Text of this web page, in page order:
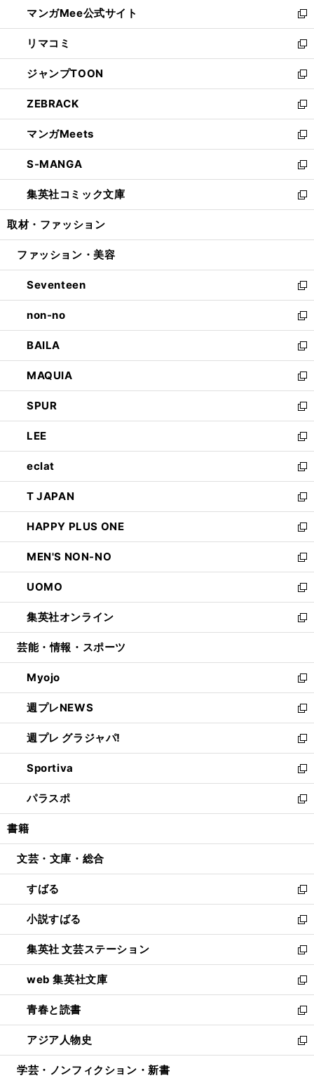
く
ド
ウ
で
開
く
ィ
ン
ド
ウ
で
開
く
い
ウ
ィ
ン
ド
ウ
で
開
く
マンガMee公式サイト
新
し
い
ウ
ィ
ン
ド
ウ
で
開
く
リマコミ
新
し
い
ウ
ィ
ン
ド
ウ
で
開
く
ジャンプTOON
新
し
い
ウ
ィ
ン
ド
ウ
で
開
ZEBRACK
新
し
い
ウ
ィ
ン
ド
ウ
開
マンガMeets
新
し
い
ウ
ィ
ン
ウ
開
く
S-MANGA
新
し
い
ウ
ン
ウ
で
開
く
集英社コミック文庫
新
し
ウ
ン
ド
ウ
で
開
く
取材・ファッション
ファッション・美容
Seventeen
新
し
い
ウ
ィ
ン
ド
ウ
で
開
く
non-no
新
し
い
ウ
ィ
ン
ド
ウ
で
開
く
BAILA
新
し
い
ウ
ィ
ン
ド
ウ
で
開
く
MAQUIA
新
し
い
ウ
ィ
ン
ド
ウ
で
開
く
SPUR
新
し
い
ウ
ィ
ン
ド
ウ
で
開
く
LEE
新
し
い
ウ
ィ
ン
ド
ウ
で
開
く
eclat
新
し
い
ウ
ィ
ン
ド
ウ
で
開
く
T JAPAN
新
し
い
ウ
ィ
ン
ド
ウ
で
開
HAPPY PLUS ONE
新
し
い
ウ
ィ
ン
ド
ウ
開
く
MEN'S NON-NO
新
し
い
ウ
ィ
ン
ウ
で
開
く
UOMO
新
し
い
ウ
ン
ド
ウ
で
開
く
集英社オンライン
新
し
ウ
ィ
ン
ド
ウ
で
開
く
芸能・情報・スポーツ
Myojo
新
し
い
ウ
ィ
ン
ド
ウ
で
開
週プレNEWS
新
し
い
ウ
ィ
ン
ド
ウ
開
週プレ グラジャパ!
新
し
い
ウ
ィ
ン
ウ
開
く
Sportiva
新
し
い
ウ
ン
ウ
で
開
く
パラスポ
新
し
ウ
ン
ド
ウ
で
開
く
書籍
文芸・文庫・総合
すばる
新
し
い
ウ
ィ
ン
ド
ウ
で
開
く
小説すばる
新
し
い
ウ
ィ
ン
ド
ウ
で
開
集英社 文芸ステーション
新
し
い
ウ
ィ
ン
ド
ウ
web 集英社文庫
新
し
い
ウ
ィ
ン
青春と読書
新
し
い
ウ
アジア人物史
新
し
学芸・ノンフィクション・新書